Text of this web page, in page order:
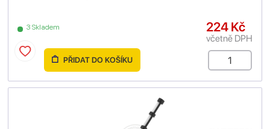
3 Skladem 224 Kč
včetně DPH
PŘIDAT DO KOŠÍKU